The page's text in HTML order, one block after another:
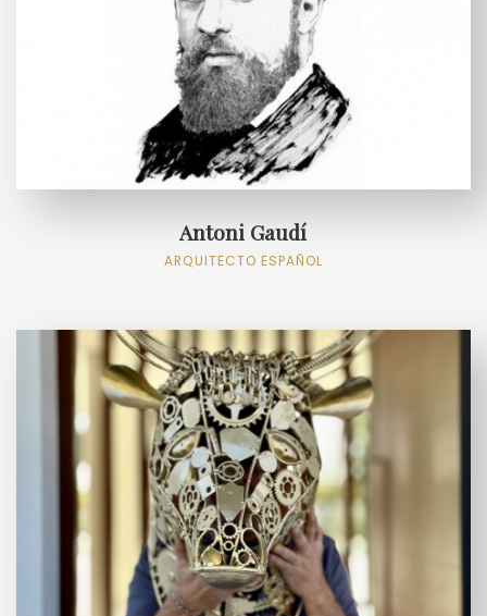
Antoni Gaudí
ARQUITECTO ESPAÑOL